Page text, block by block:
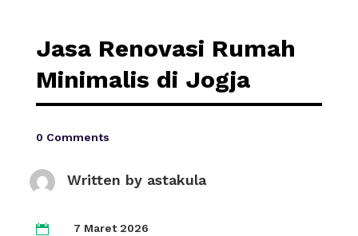
Jasa Renovasi Rumah
Minimalis di Jogja
0 Comments
Written by astakula
 7 Maret 2026